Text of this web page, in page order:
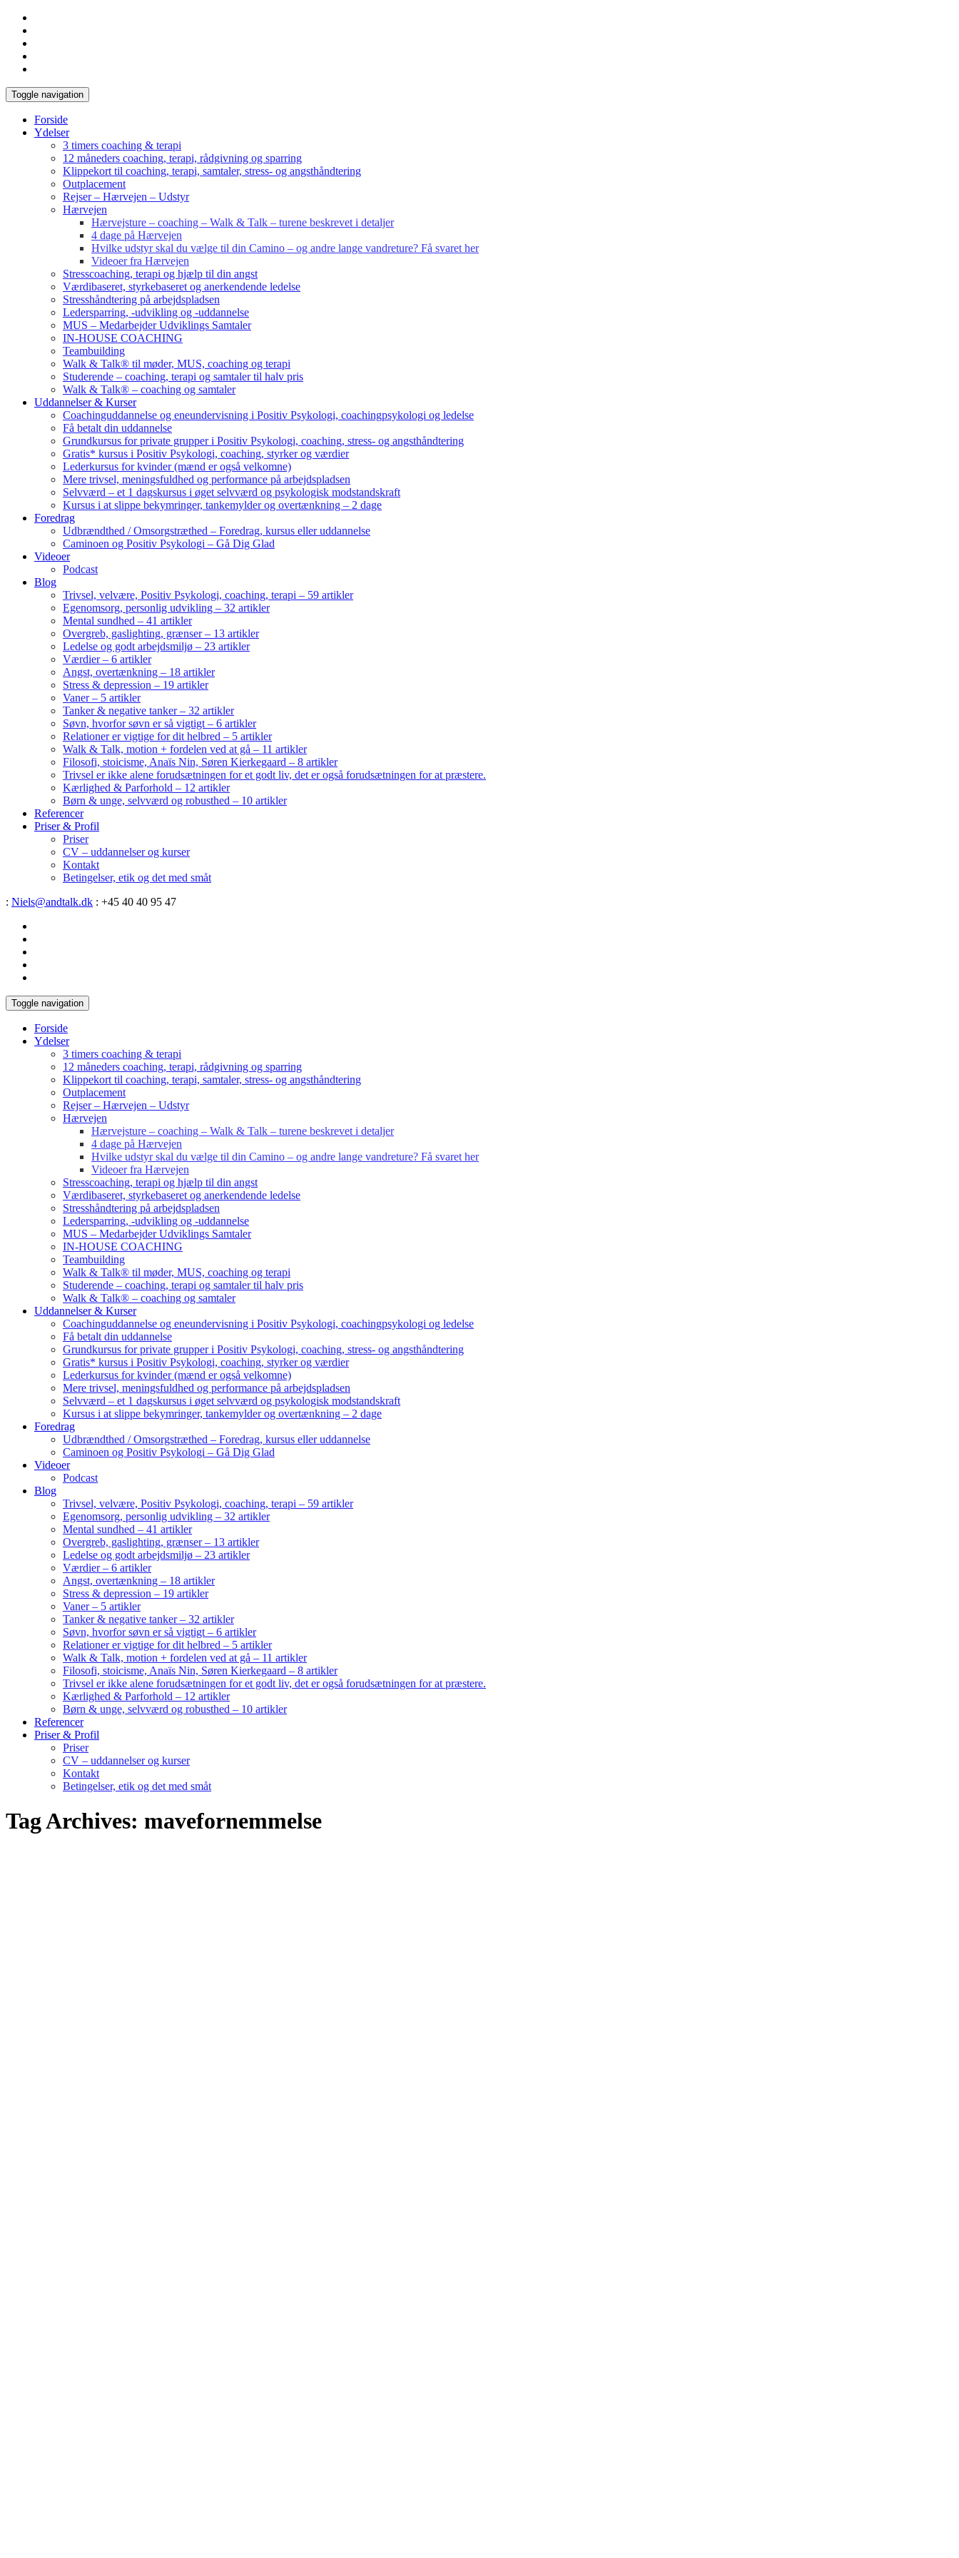
Toggle navigation
Forside
Ydelser
3 timers coaching & terapi
12 måneders coaching, terapi, rådgivning og sparring
Klippekort til coaching, terapi, samtaler, stress- og angsthåndtering
Outplacement
Rejser – Hærvejen – Udstyr
Hærvejen
Hærvejsture – coaching – Walk & Talk – turene beskrevet i detaljer
4 dage på Hærvejen
Hvilke udstyr skal du vælge til din Camino – og andre lange vandreture? Få svaret her
Videoer fra Hærvejen
Stresscoaching, terapi og hjælp til din angst
Værdibaseret, styrkebaseret og anerkendende ledelse
Stresshåndtering på arbejdspladsen
Ledersparring, -udvikling og -uddannelse
MUS – Medarbejder Udviklings Samtaler
IN-HOUSE COACHING
Teambuilding
Walk & Talk® til møder, MUS, coaching og terapi
Studerende – coaching, terapi og samtaler til halv pris
Walk & Talk® – coaching og samtaler
Uddannelser & Kurser
Coachinguddannelse og eneundervisning i Positiv Psykologi, coachingpsykologi og ledelse
Få betalt din uddannelse
Grundkursus for private grupper i Positiv Psykologi, coaching, stress- og angsthåndtering
Gratis* kursus i Positiv Psykologi, coaching, styrker og værdier
Lederkursus for kvinder (mænd er også velkomne)
Mere trivsel, meningsfuldhed og performance på arbejdspladsen
Selvværd – et 1 dagskursus i øget selvværd og psykologisk modstandskraft
Kursus i at slippe bekymringer, tankemylder og overtænkning – 2 dage
Foredrag
Udbrændthed / Omsorgstræthed – Foredrag, kursus eller uddannelse
Caminoen og Positiv Psykologi – Gå Dig Glad
Videoer
Podcast
Blog
Trivsel, velvære, Positiv Psykologi, coaching, terapi – 59 artikler
Egenomsorg, personlig udvikling – 32 artikler
Mental sundhed – 41 artikler
Overgreb, gaslighting, grænser – 13 artikler
Ledelse og godt arbejdsmiljø – 23 artikler
Værdier – 6 artikler
Angst, overtænkning – 18 artikler
Stress & depression – 19 artikler
Vaner – 5 artikler
Tanker & negative tanker – 32 artikler
Søvn, hvorfor søvn er så vigtigt – 6 artikler
Relationer er vigtige for dit helbred – 5 artikler
Walk & Talk, motion + fordelen ved at gå – 11 artikler
Filosofi, stoicisme, Anaïs Nin, Søren Kierkegaard – 8 artikler
Trivsel er ikke alene forudsætningen for et godt liv, det er også forudsætningen for at præstere.
Kærlighed & Parforhold – 12 artikler
Børn & unge, selvværd og robusthed – 10 artikler
Referencer
Priser & Profil
Priser
CV – uddannelser og kurser
Kontakt
Betingelser, etik og det med småt
: Niels@andtalk.dk : +45 40 40 95 47
Toggle navigation
Forside
Ydelser
3 timers coaching & terapi
12 måneders coaching, terapi, rådgivning og sparring
Klippekort til coaching, terapi, samtaler, stress- og angsthåndtering
Outplacement
Rejser – Hærvejen – Udstyr
Hærvejen
Hærvejsture – coaching – Walk & Talk – turene beskrevet i detaljer
4 dage på Hærvejen
Hvilke udstyr skal du vælge til din Camino – og andre lange vandreture? Få svaret her
Videoer fra Hærvejen
Stresscoaching, terapi og hjælp til din angst
Værdibaseret, styrkebaseret og anerkendende ledelse
Stresshåndtering på arbejdspladsen
Ledersparring, -udvikling og -uddannelse
MUS – Medarbejder Udviklings Samtaler
IN-HOUSE COACHING
Teambuilding
Walk & Talk® til møder, MUS, coaching og terapi
Studerende – coaching, terapi og samtaler til halv pris
Walk & Talk® – coaching og samtaler
Uddannelser & Kurser
Coachinguddannelse og eneundervisning i Positiv Psykologi, coachingpsykologi og ledelse
Få betalt din uddannelse
Grundkursus for private grupper i Positiv Psykologi, coaching, stress- og angsthåndtering
Gratis* kursus i Positiv Psykologi, coaching, styrker og værdier
Lederkursus for kvinder (mænd er også velkomne)
Mere trivsel, meningsfuldhed og performance på arbejdspladsen
Selvværd – et 1 dagskursus i øget selvværd og psykologisk modstandskraft
Kursus i at slippe bekymringer, tankemylder og overtænkning – 2 dage
Foredrag
Udbrændthed / Omsorgstræthed – Foredrag, kursus eller uddannelse
Caminoen og Positiv Psykologi – Gå Dig Glad
Videoer
Podcast
Blog
Trivsel, velvære, Positiv Psykologi, coaching, terapi – 59 artikler
Egenomsorg, personlig udvikling – 32 artikler
Mental sundhed – 41 artikler
Overgreb, gaslighting, grænser – 13 artikler
Ledelse og godt arbejdsmiljø – 23 artikler
Værdier – 6 artikler
Angst, overtænkning – 18 artikler
Stress & depression – 19 artikler
Vaner – 5 artikler
Tanker & negative tanker – 32 artikler
Søvn, hvorfor søvn er så vigtigt – 6 artikler
Relationer er vigtige for dit helbred – 5 artikler
Walk & Talk, motion + fordelen ved at gå – 11 artikler
Filosofi, stoicisme, Anaïs Nin, Søren Kierkegaard – 8 artikler
Trivsel er ikke alene forudsætningen for et godt liv, det er også forudsætningen for at præstere.
Kærlighed & Parforhold – 12 artikler
Børn & unge, selvværd og robusthed – 10 artikler
Referencer
Priser & Profil
Priser
CV – uddannelser og kurser
Kontakt
Betingelser, etik og det med småt
Tag Archives: mavefornemmelse